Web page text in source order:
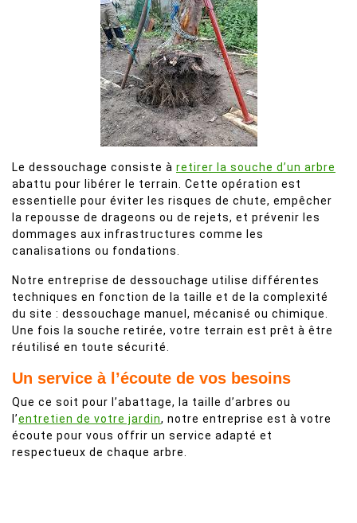
Le dessouchage consiste à retirer la souche d’un arbre
abattu pour libérer le terrain. Cette opération est
essentielle pour éviter les risques de chute, empêcher
la repousse de drageons ou de rejets, et prévenir les
dommages aux infrastructures comme les
canalisations ou fondations.
Notre entreprise de dessouchage utilise différentes
techniques en fonction de la taille et de la complexité
du site : dessouchage manuel, mécanisé ou chimique.
Une fois la souche retirée, votre terrain est prêt à être
réutilisé en toute sécurité.
Un service à l’écoute de vos besoins
Que ce soit pour l’abattage, la taille d’arbres ou
l’entretien de votre jardin, notre entreprise est à votre
écoute pour vous offrir un service adapté et
respectueux de chaque arbre.